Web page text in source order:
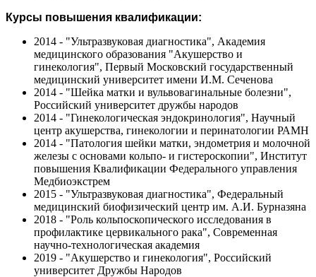
Курсы повышения квалификации:
2014 - "Ультразвуковая диагностика", Академия
медицинского образования "Акушерство и
гинекология", Первый Московский государственный
медицинский университет имени И.М. Сеченова
2014 - "Шейка матки и вульвовагинальные болезни",
Российский университет дружбы народов
2014 - "Гинекологическая эндокринология", Научный
центр акушерства, гинекологии и перинатологии РАМН
2014 - "Патология шейки матки, эндометрия и молочной
железы с основами кольпо- и гистероскопии", Институт
повышения Квалификации Федерального управления
Медбиоэкстрем
2015 - "Ультразвуковая диагностика", Федеральный
медицинский биофизический центр им. А.И. Бурназяна
2018 - "Роль кольпоскопического исследования в
профилактике цервикального рака", Современная
научно-технологическая академия
2019 - "Акушерство и гинекология", Российский
университет Дружбы Народов